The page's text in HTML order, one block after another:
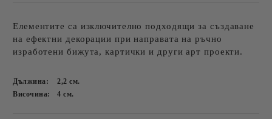
Елементите са изключително подходящи за създаване
на ефектни декорации при направата на ръчно
изработени бижута, картички и други арт проекти.
Дължина: 2,2см.
Височина:
4см.